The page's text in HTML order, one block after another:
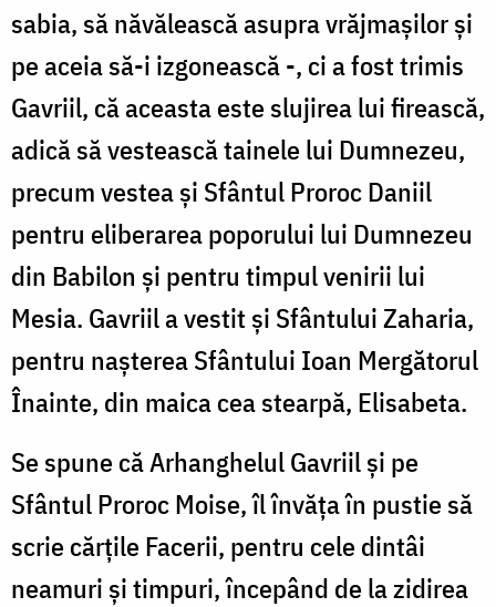
sabia, să năvălească asupra vrăjmașilor și
pe aceia să-i izgonească -, ci a fost trimis
Gavriil, că aceasta este slujirea lui firească,
adică să vestească tainele lui Dumnezeu,
precum vestea și Sfântul Proroc Daniil
pentru eliberarea poporului lui Dumnezeu
din Babilon și pentru timpul venirii lui
Mesia. Gavriil a vestit și Sfântului Zaharia,
pentru nașterea Sfântului Ioan Mergătorul
Înainte, din maica cea stearpă, Elisabeta.
Se spune că Arhanghelul Gavriil și pe
Sfântul Proroc Moise, îl învăța în pustie să
scrie cărțile Facerii, pentru cele dintâi
neamuri și timpuri, începând de la zidirea